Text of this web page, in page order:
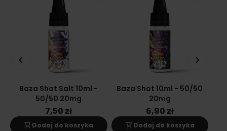
Baza Shot Salt 10ml -
50/50 20mg
7,50 zł
shopping_cart Dodaj do koszyka
Baza Shot 10ml - 50/50
20mg
6,90 zł
shopping_cart Dodaj do koszyka
keyboard_arrow_left keyboard_arrow_right